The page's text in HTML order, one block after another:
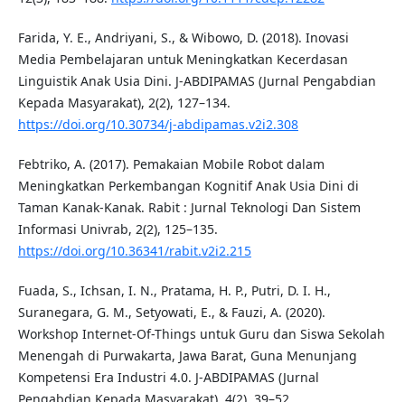
Farida, Y. E., Andriyani, S., & Wibowo, D. (2018). Inovasi
Media Pembelajaran untuk Meningkatkan Kecerdasan
Linguistik Anak Usia Dini. J-ABDIPAMAS (Jurnal Pengabdian
Kepada Masyarakat), 2(2), 127–134.
https://doi.org/10.30734/j-abdipamas.v2i2.308
Febtriko, A. (2017). Pemakaian Mobile Robot dalam
Meningkatkan Perkembangan Kognitif Anak Usia Dini di
Taman Kanak-Kanak. Rabit : Jurnal Teknologi Dan Sistem
Informasi Univrab, 2(2), 125–135.
https://doi.org/10.36341/rabit.v2i2.215
Fuada, S., Ichsan, I. N., Pratama, H. P., Putri, D. I. H.,
Suranegara, G. M., Setyowati, E., & Fauzi, A. (2020).
Workshop Internet-Of-Things untuk Guru dan Siswa Sekolah
Menengah di Purwakarta, Jawa Barat, Guna Menunjang
Kompetensi Era Industri 4.0. J-ABDIPAMAS (Jurnal
Pengabdian Kepada Masyarakat), 4(2), 39–52.